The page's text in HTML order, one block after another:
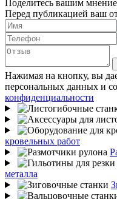
Поделитесь вашим
Перед публикацией ваш
Нажимая на кнопку, вы
персональных данных и
конфиденциальности
кровельных работ
металла